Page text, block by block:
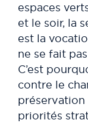
espaces
et le soir, la
est la
ne se fait
C’est
contre le
priorités